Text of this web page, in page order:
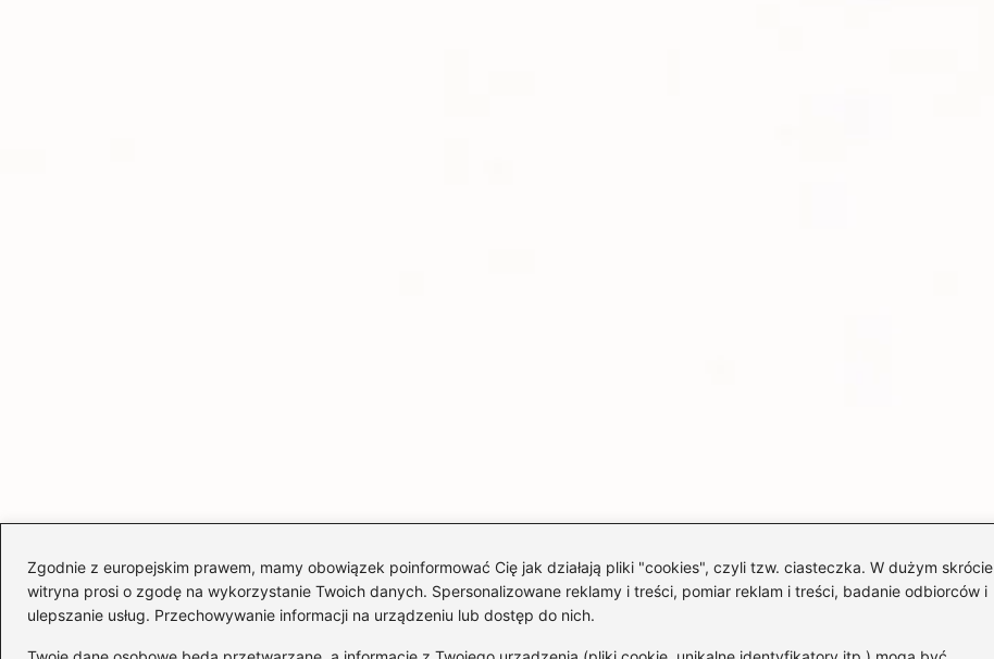
Zgodnie z europejskim prawem, mamy obowiązek poinformować Cię jak działają pliki "cookies", czyli tzw. ciasteczka. W dużym skrócie
witryna prosi o zgodę na wykorzystanie Twoich danych. Spersonalizowane reklamy i treści, pomiar reklam i treści, badanie odbiorców i
ulepszanie usług. Przechowywanie informacji na urządzeniu lub dostęp do nich.